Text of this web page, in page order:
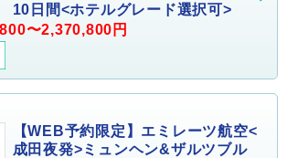
10日間<ホテルグレード選択可>
〜2,370,800円
【WEB予約限定】エミレーツ航空<
成田夜発>ミュンヘン&ザルツブル